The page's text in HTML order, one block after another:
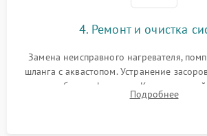
4. Ремонт и очистка
Замена неисправного нагревателя,
шланга с аквастопом. Устранение
патрубках и фильтрах.
управления, восстановление
Подробнее